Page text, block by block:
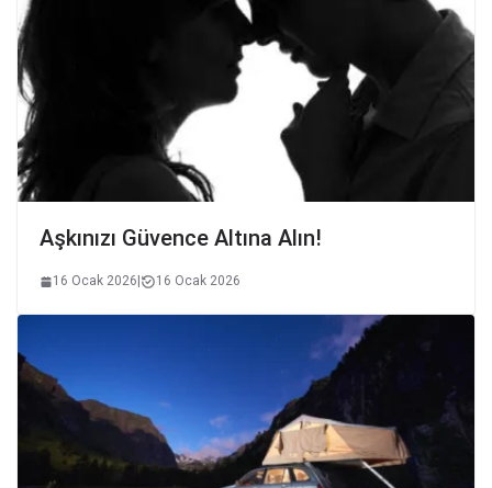
Aşkınızı Güvence Altına Alın!
16 Ocak 2026 16 Ocak 2026